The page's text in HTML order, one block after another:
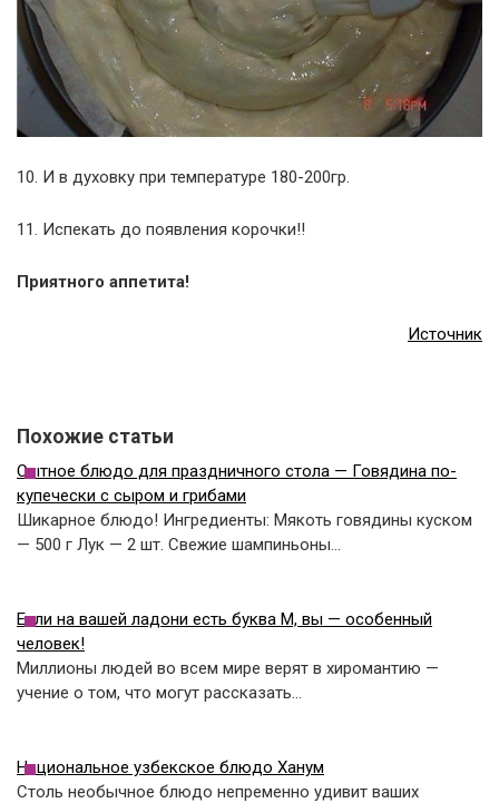
10. И в духовку при температуре 180-200гр.
11. Испекать до появления корочки!!
Приятного аппетита!
Источник
Похожие статьи
Сытное блюдо для праздничного стола — Говядина по-
купечески с сыром и грибами
Шикарное блюдо! Ингредиенты: Мякоть говядины куском
— 500 г Лук — 2 шт. Свежие шампиньоны…
Если на вашей ладони есть буква М, вы — особенный
человек!
Миллионы людей во всем мире верят в хиромантию —
учение о том, что могут рассказать…
Национальное узбекское блюдо Ханум
Столь необычное блюдо непременно удивит ваших